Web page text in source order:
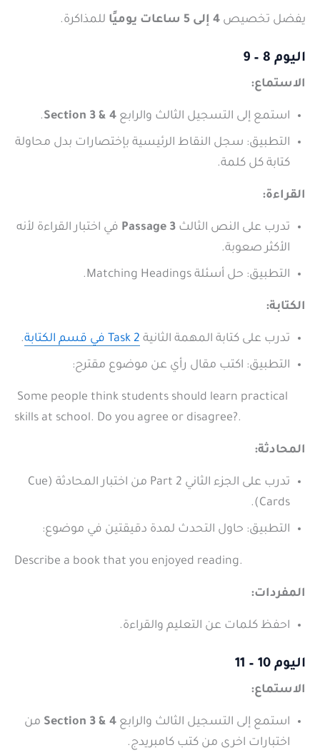
يفضل تخصيص 4 إلى 5 ساعات يوميًا للمذاكرة.
اليوم 8 – 9
الاستماع:
استمع إلى التسجيل الثالث والرابع Section 3 & 4
.
التطبيق: سجل النقاط الرئيسية بإختصارات بدل محاولة
كتابة كل كلمة.
القراءة:
تدرب على النص الثالث Passage 3 في اختبار القراءة لأنه
الأكثر صعوبة.
التطبيق: حل أسئلة Matching Headings.
الكتابة:
تدرب على كتابة المهمة الثانية Task 2 في قسم الكتابة .
التطبيق: اكتب مقال رأي عن موضوع مقترح:
Some people think students should learn practical
skills at school. Do you agree or disagree?.
المحادثة:
تدرب على الجزء الثاني Part 2 من اختبار المحادثة (Cue
Cards).
التطبيق: حاول التحدث لمدة دقيقتين في موضوع:
Describe a book that you enjoyed reading.
المفردات:
احفظ كلمات عن التعليم والقراءة.
اليوم 10 – 11
الاستماع:
استمع إلى التسجيل الثالث والرابع Section 3 & 4 من
اختبارات اخرى من كتب كامبريدج.